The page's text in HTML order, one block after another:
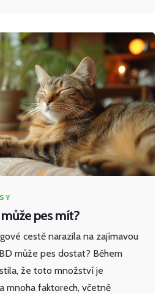
pes mít?
cestě narazila na zajímavou
může pes dostat? Během
že toto množství je
mnoha faktorech, včetně